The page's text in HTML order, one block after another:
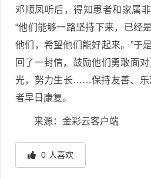
邓顺凤听后，得知患者和家属
“他们能够一路坚持下来，已经
他们，希望他们能好起来。”于
回了一封信，鼓励他们勇敢面
光，努力生长……保持友善、乐
者早日康复。
来源：金彩云客户端
0 人喜欢